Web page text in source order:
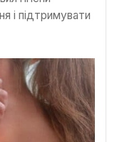
і підтримувати